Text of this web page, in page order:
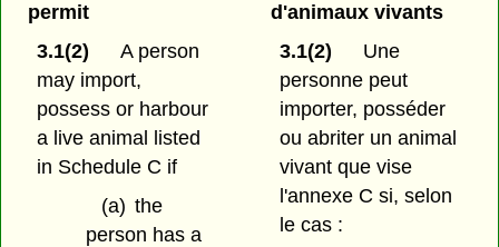
permit
3.1(2)
A person
may import,
possess or harbour
a live animal listed
in Schedule C if
(a) the
person has a
d'animaux vivants
3.1(2)
Une
personne peut
importer, posséder
ou abriter un animal
vivant que vise
l'annexe C si, selon
le cas :